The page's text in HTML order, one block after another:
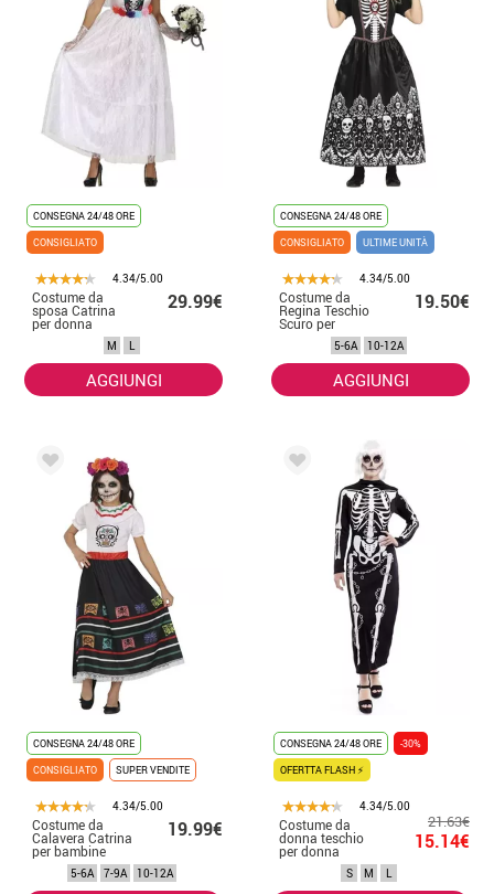
CONSEGNA 24/48 ORE
CONSIGLIATO
4.34/5.00
Costume da
sposa Catrina
per donna
29.99€
M L
AGGIUNGI
CONSEGNA 24/48 ORE
CONSIGLIATO
ULTIME UNITÀ
4.34/5.00
Costume da
Regina Teschio
Scuro per
bambina
19.50€
5-6A 10-12A
AGGIUNGI
CONSEGNA 24/48 ORE
CONSIGLIATO
SUPER VENDITE
4.34/5.00
Costume da
Calavera Catrina
per bambine
19.99€
5-6A 7-9A 10-12A
CONSEGNA 24/48 ORE
-30%
OFERTTA FLASH ⚡
4.34/5.00
Costume da
donna teschio
per donna
21.63€
15.14€
S M L